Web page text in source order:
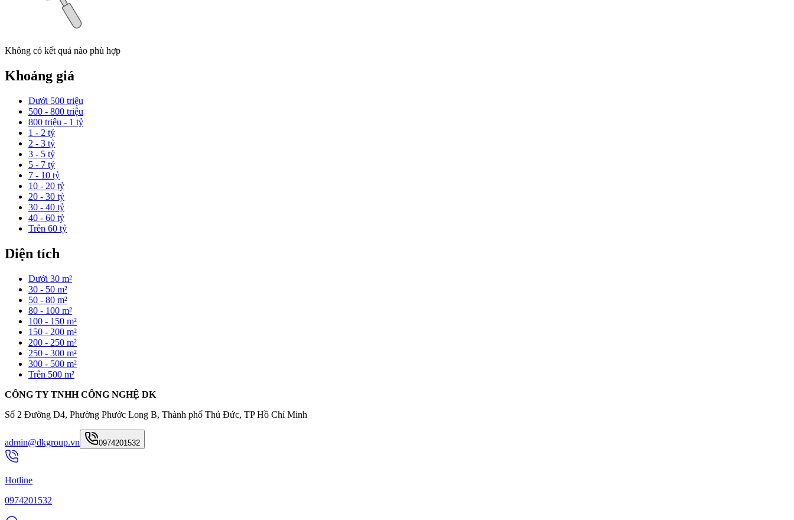
Không có kết quả nào phù hợp
Khoảng giá
Dưới 500 triệu
500 - 800 triệu
800 triệu - 1 tỷ
1 - 2 tỷ
2 - 3 tỷ
3 - 5 tỷ
5 - 7 tỷ
7 - 10 tỷ
10 - 20 tỷ
20 - 30 tỷ
30 - 40 tỷ
40 - 60 tỷ
Trên 60 tỷ
Diện tích
Dưới 30 m²
30 - 50 m²
50 - 80 m²
80 - 100 m²
100 - 150 m²
150 - 200 m²
200 - 250 m²
250 - 300 m²
300 - 500 m²
Trên 500 m²
CÔNG TY TNHH CÔNG NGHỆ DK
Số 2 Đường D4, Phường Phước Long B, Thành phố Thủ Đức, TP Hồ Chí Minh
admin@dkgroup.vn 0974201532
Hotline
0974201532